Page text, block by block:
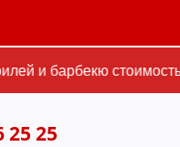
и барбекю
25 25